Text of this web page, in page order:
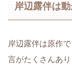
岸辺露伴は
岸辺露伴は原作
言がたくさんあり